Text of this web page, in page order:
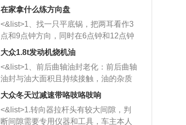
者是细棍，直接将杂物给取出来，如果
堵塞情况比较严重，也可以采取应急措
施。 <&list>2、直接利用木棍将所有的
杂物推到排气管里面的位置处，然后将
三元催化器拆解开，就可以将堵塞的东
西取出来。但如果是因为积碳过多引起
的堵塞，就需要将三元催化器泡在草酸
洗剂对堵塞的情况得到解决，将清洗剂
放在燃油箱中，与燃油混合后，车辆启
动时，就可以和汽油一起进入到燃烧
在家拿什么练方向盘
<&list>1、找一只平底锅，把两耳看作3
点和9点钟方向，同时在6点钟和12点钟
方向做一个标记。 <&list>2、双手握住
一圈半的练习，往右同样也要打相同的
圈数。 <&list>3、最后强调要反复练
习，这样就可以形成肌肉记忆，在真实
驾驶车辆时，不需要记忆也能打好方
向。
大众1.8t发动机烧机油
<&list>1、前后曲轴油封老化：前后曲轴
油封与油大面积且持续接触，油的杂质
和发动机内持续温度变化使其密封效果
逐渐减弱，导致渗油或漏油。<&list>2、
活塞间隙过大：积碳会使活塞环与缸体
大众冬天过减速带咯吱咯吱响
<&list>1.转向器拉杆头有较大间隙，判
断间隙需要专用仪器和工具，车主本人